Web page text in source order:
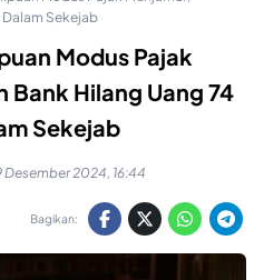
Dalam Sekejab
Modus Pajak
Bank Hilang Uang 74
Sekejab
Desember 2024, 16:44
Bagikan: